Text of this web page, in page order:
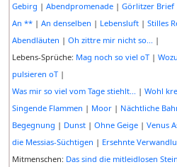
Gebirg | Abendpromenade| Görlitzer Brief
An **| An denselben | Lebensluft| Stilles
Abendläuten | Oh zittre mir nicht so... |
Lebens-Sprüche: Mag noch so viel oT|
pulsieren oT|
Was mir so viel vom Tage stiehlt... | Wohl
Singende Flammen | Moor| Nächtliche
Begegnung | Dunst| Ohne Geige| Venus
die Messias-Süchtigen | Ersehnte
Mitmenschen: Das sind die mitleidlosen